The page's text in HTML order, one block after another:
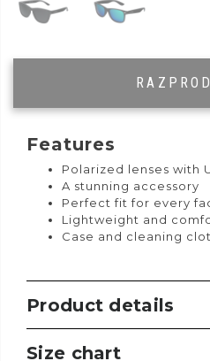
Features
Polarized lenses with
A stunning accessory
Perfect fit for every
Lightweight and
Case and cleaning
Product details
Size chart